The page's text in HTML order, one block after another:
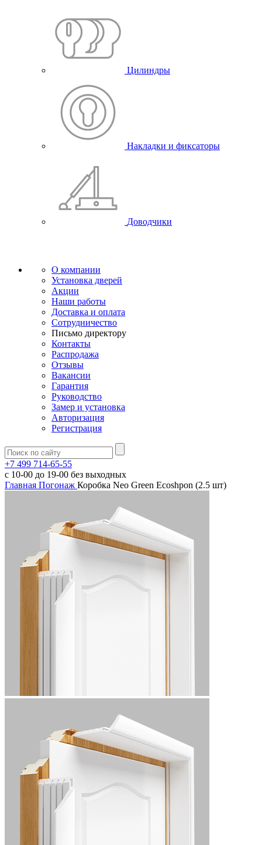
Цилиндры
Накладки и фиксаторы
Доводчики
О компании
Установка дверей
Акции
Наши работы
Доставка и оплата
Сотрудничество
Письмо директору
Контакты
Распродажа
Отзывы
Вакансии
Гарантия
Руководство
Замер и установка
Авторизация
Регистрация
+7 499 714-65-55
с 10-00 до 19-00 без выходных
Главная Погонаж Коробка Neo Green Ecoshpon (2.5 шт)